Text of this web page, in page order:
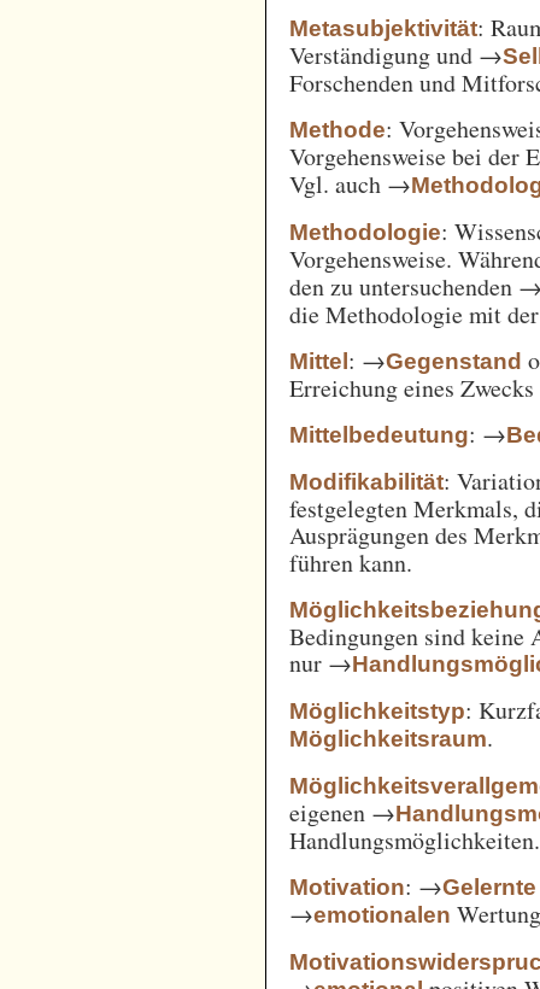
Metasubjektivität:
Verständigung und →
Forschenden und
Methode:
Vorgehensweise bei der
Vgl. auch →
Methodologie:
Vorgehensweise.
den zu untersuchenden
die Methodologie mit
Mittel: →Gegenstand
Erreichung eines
Mittelbedeutung: →
Modifikabilität:
festgelegten Merkmals,
Ausprägungen des
führen kann.
Bedingungen sind keine
nur →
Möglichkeitstyp:
Möglichkeitsraum.
eigenen →
Handlungsmöglichkeiten.
Motivation: →Gelernte
→emotionalen